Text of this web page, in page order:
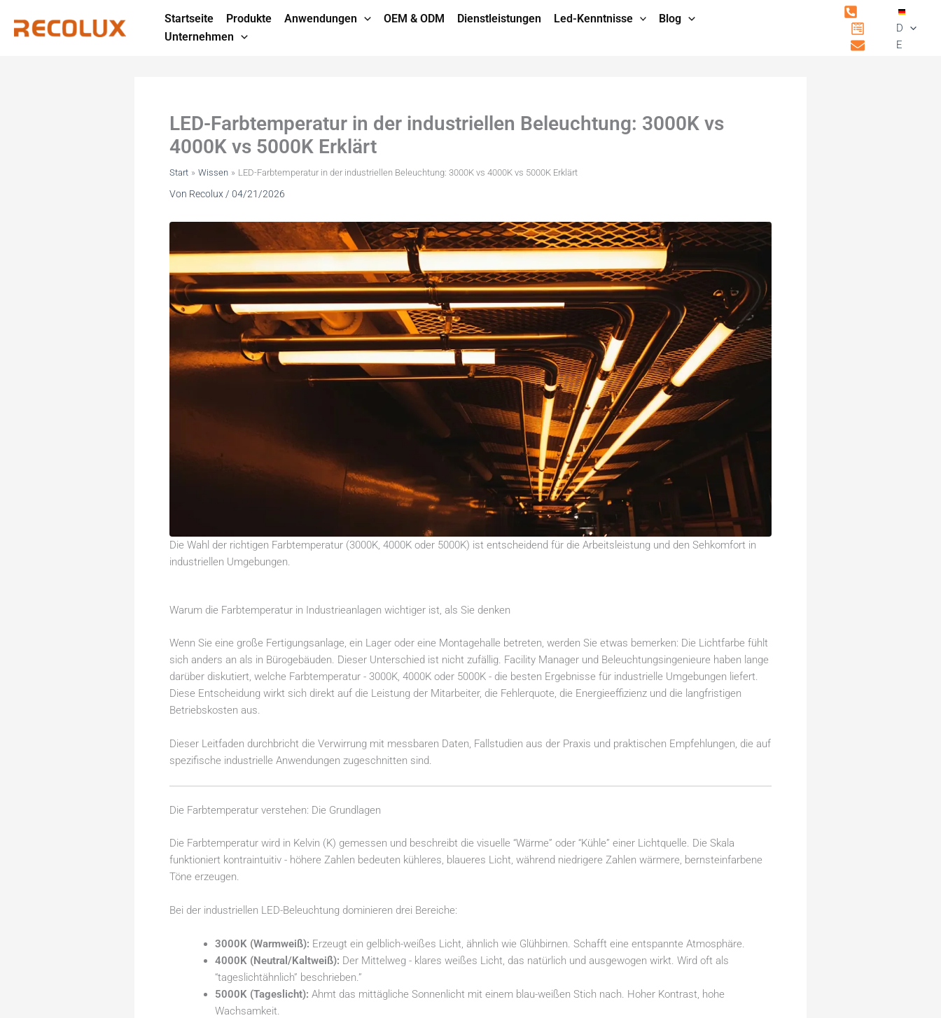
Inhalt
springen
Startseite Produkte Anwendungen OEM & ODM Dienstleistungen Led-Kenntnisse
Blog
Unternehmen
D
E
LED-Farbtemperatur in der industriellen Beleuchtung: 3000K vs
4000K vs 5000K Erklärt
Start Wissen LED-Farbtemperatur in der industriellen Beleuchtung: 3000K vs 4000K vs 5000K Erklärt
Von Recolux / 04/21/2026
Die Wahl der richtigen Farbtemperatur (3000K, 4000K oder 5000K) ist entscheidend für die Arbeitsleistung und den Sehkomfort in
industriellen Umgebungen.
Warum die Farbtemperatur in Industrieanlagen wichtiger ist, als Sie denken
Wenn Sie eine große Fertigungsanlage, ein Lager oder eine Montagehalle betreten, werden Sie etwas bemerken: Die Lichtfarbe fühlt
sich anders an als in Bürogebäuden. Dieser Unterschied ist nicht zufällig. Facility Manager und Beleuchtungsingenieure haben lange
darüber diskutiert, welche Farbtemperatur - 3000K, 4000K oder 5000K - die besten Ergebnisse für industrielle Umgebungen liefert.
Diese Entscheidung wirkt sich direkt auf die Leistung der Mitarbeiter, die Fehlerquote, die Energieeffizienz und die langfristigen
Betriebskosten aus.
Dieser Leitfaden durchbricht die Verwirrung mit messbaren Daten, Fallstudien aus der Praxis und praktischen Empfehlungen, die auf
spezifische industrielle Anwendungen zugeschnitten sind.
Die Farbtemperatur verstehen: Die Grundlagen
Die Farbtemperatur wird in Kelvin (K) gemessen und beschreibt die visuelle “Wärme” oder “Kühle” einer Lichtquelle. Die Skala
funktioniert kontraintuitiv - höhere Zahlen bedeuten kühleres, blaueres Licht, während niedrigere Zahlen wärmere, bernsteinfarbene
Töne erzeugen.
Bei der industriellen LED-Beleuchtung dominieren drei Bereiche:
3000K (Warmweiß): Erzeugt ein gelblich-weißes Licht, ähnlich wie Glühbirnen. Schafft eine entspannte Atmosphäre.
4000K (Neutral/Kaltweiß): Der Mittelweg - klares weißes Licht, das natürlich und ausgewogen wirkt. Wird oft als
“tageslichtähnlich” beschrieben.”
5000K (Tageslicht): Ahmt das mittägliche Sonnenlicht mit einem blau-weißen Stich nach. Hoher Kontrast, hohe
Wachsamkeit.